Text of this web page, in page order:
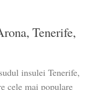
Tenerife,
insulei Tenerife,
cele mai populare